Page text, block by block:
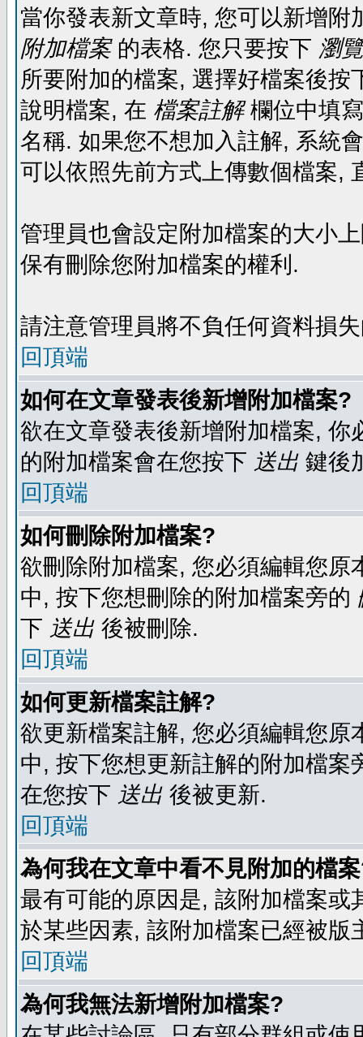
當你發表新文章時, 您可以新增
附加檔案的表格. 您只要按下 瀏
所要附加的檔案, 選擇好檔案後
說明檔案, 在 檔案註解欄位中填
名稱. 如果您不想加入註解, 系統
可以依照先前方式上傳數個檔案,
管理員也會設定附加檔案的大小
保有刪除您附加檔案的權利.
請注意管理員將不負任何資料損
回頂端
如何在文章發表後新增附加檔案?
欲在文章發表後新增附加檔案,
的附加檔案會在您按下 送出 鍵後
回頂端
如何刪除附加檔案?
欲刪除附加檔案, 您必須編輯您
中, 按下您想刪除的附加檔案旁的
下 送出 後被刪除.
回頂端
如何更新檔案註解?
欲更新檔案註解, 您必須編輯您
中, 按下您想更新註解的附加檔案
在您按下 送出 後被更新.
回頂端
為何我在文章中看不見附加的檔
最有可能的原因是, 該附加檔案
於某些因素, 該附加檔案已經被版
回頂端
為何我無法新增附加檔案?